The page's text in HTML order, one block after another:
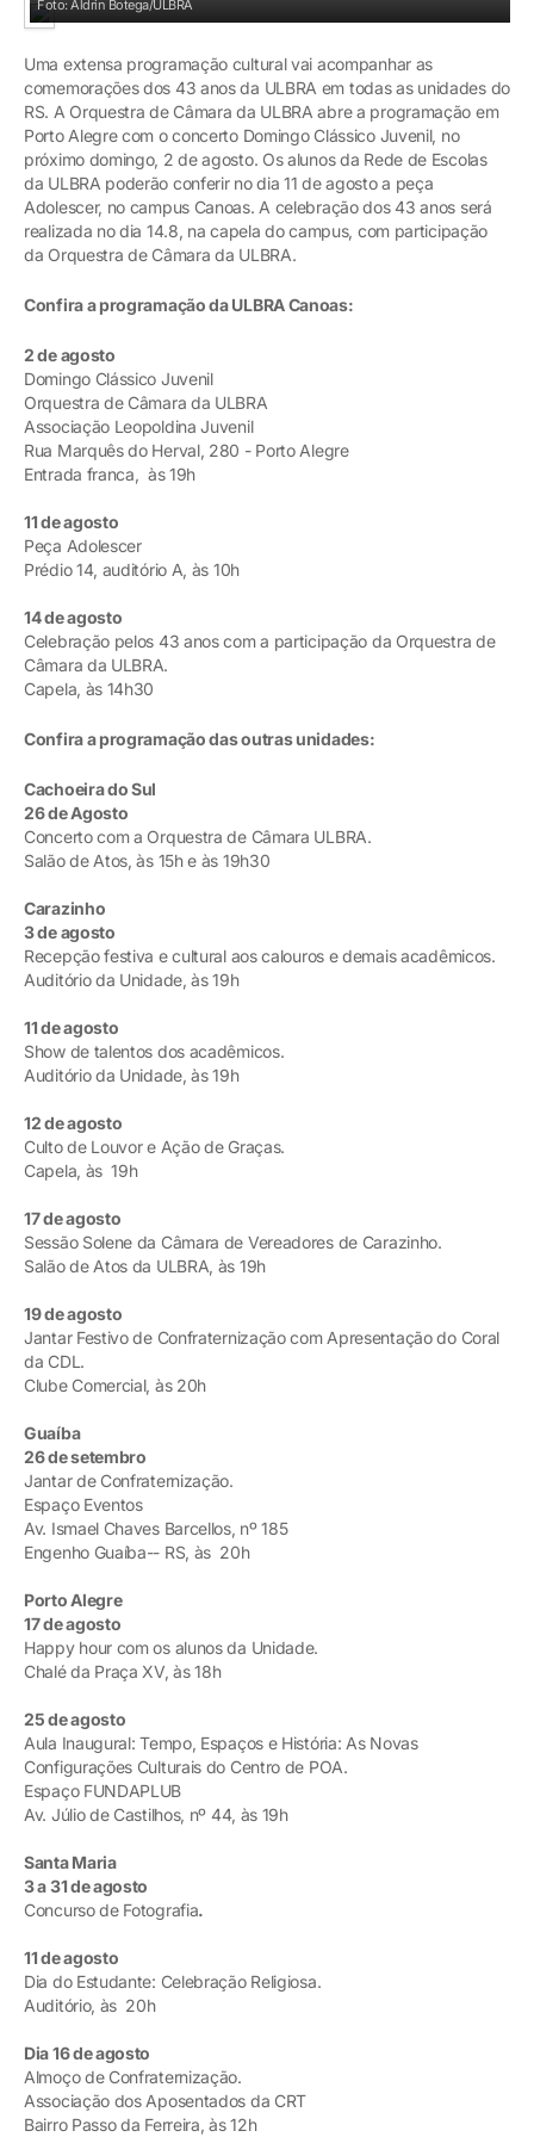
Foto: Aldrin Botega/ULBRA
Uma extensa programação cultural vai acompanhar as
comemorações dos 43 anos da ULBRA em todas as unidades do
RS. A Orquestra de Câmara da ULBRA abre a programação em
Porto Alegre com o concerto Domingo Clássico Juvenil, no
próximo domingo, 2 de agosto. Os alunos da Rede de Escolas
da ULBRA poderão conferir no dia 11 de agosto a peça
Adolescer, no campus Canoas. A celebração dos 43 anos será
realizada no dia 14.8, na capela do campus, com participação
da Orquestra de Câmara da ULBRA.
Confira a programação da ULBRA Canoas:
2 de agosto
Domingo Clássico Juvenil
Orquestra de Câmara da ULBRA
Associação Leopoldina Juvenil
Rua Marquês do Herval, 280 - Porto Alegre
Entrada franca, às 19h
11 de agosto
Peça Adolescer
Prédio 14, auditório A, às 10h
14 de agosto
Celebração pelos 43 anos com a participação da Orquestra de
Câmara da ULBRA.
Capela, às 14h30
Confira a programação das outras unidades:
Cachoeira do Sul
26 de Agosto
Concerto com a Orquestra de Câmara ULBRA.
Salão de Atos, às 15h e às 19h30
Carazinho
3 de agosto
Recepção festiva e cultural aos calouros e demais acadêmicos.
Auditório da Unidade, às 19h
11 de agosto
Show de talentos dos acadêmicos.
Auditório da Unidade, às 19h
12 de agosto
Culto de Louvor e Ação de Graças.
Capela, às 19h
17 de agosto
Sessão Solene da Câmara de Vereadores de Carazinho.
Salão de Atos da ULBRA, às 19h
19 de agosto
Jantar Festivo de Confraternização com Apresentação do Coral
da CDL.
Clube Comercial, às 20h
Guaíba
26 de setembro
Jantar de Confraternização.
Espaço Eventos
Av. Ismael Chaves Barcellos, nº 185
Engenho Guaíba-- RS, às 20h
Porto Alegre
17 de agosto
Happy hour com os alunos da Unidade.
Chalé da Praça XV, às 18h
25 de agosto
Aula Inaugural: Tempo, Espaços e História: As Novas
Configurações Culturais do Centro de POA.
Espaço FUNDAPLUB
Av. Júlio de Castilhos, nº 44, às 19h
Santa Maria
3 a 31 de agosto
Concurso de Fotografia.
11 de agosto
Dia do Estudante: Celebração Religiosa.
Auditório, às 20h
Dia 16 de agosto
Almoço de Confraternização.
Associação dos Aposentados da CRT
Bairro Passo da Ferreira, às 12h